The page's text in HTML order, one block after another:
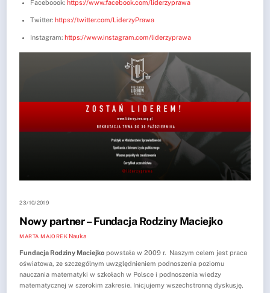
Faceboook:https://www.facebook.com/liderzyprawa
Twitter:https://twitter.com/LiderzyPrawa
Instagram:https://www.instagram.com/liderzyprawa
23/10/2019
Nowy partner – Fundacja Rodziny Maciejko
MARTA MAJOREK Nauka
Fundacja Rodziny Maciejko powstała w 2009 r. Naszym celem jest praca
oświatowa, ze szczególnym uwzględnieniem podnoszenia poziomu
nauczania matematyki w szkołach w Polsce i podnoszenia wiedzy
matematycznej w szerokim zakresie. Inicjujemy wszechstronną dyskusję,